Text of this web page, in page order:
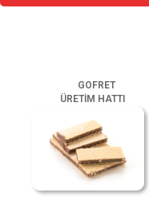
GOFRET
ÜRETİM HATTI